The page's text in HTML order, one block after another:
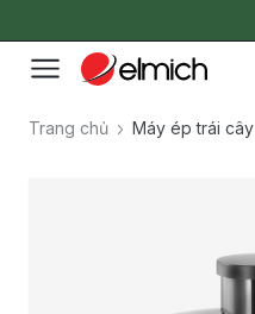
Trang chủ Máy ép trái cây